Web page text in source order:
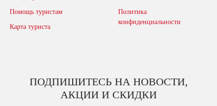
Помощь туристам
Карта туриста
Политика
конфиденциальности
ПОДПИШИТЕСЬ НА НОВОСТИ,
АКЦИИ И СКИДКИ